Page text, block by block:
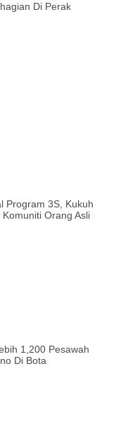
Di Perak
Program 3S, Kukuh
Orang Asli
1,200 Pesawah
Di Bota